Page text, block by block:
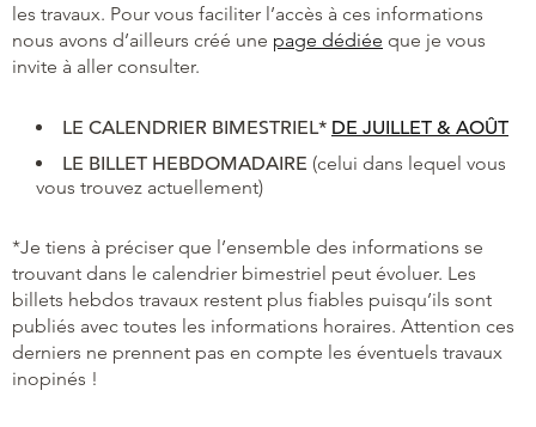
les travaux. Pour vous faciliter l’accès à ces informations
nous avons d’ailleurs créé une page dédiée que je vous
invite à aller consulter.
LE CALENDRIER BIMESTRIEL* DE JUILLET & AOÛT
LE BILLET HEBDOMADAIRE (celui dans lequel vous
vous trouvez actuellement)
*Je tiens à préciser que l’ensemble des informations se
trouvant dans le calendrier bimestriel peut évoluer. Les
billets hebdos travaux restent plus fiables puisqu’ils sont
publiés avec toutes les informations horaires. Attention ces
derniers ne prennent pas en compte les éventuels travaux
inopinés !